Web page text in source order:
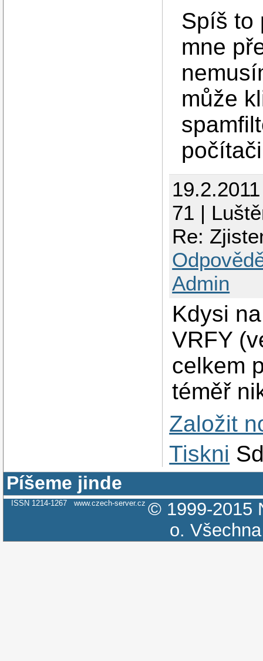
Spíš to
mne
může
71 |
Re:
Admin
Kdysi
VRFY
celkem
téměř
Založit
Tiskni
Píšeme jinde
ISSN 1214-1267 www.czech-server.cz © 1999-2015
o.